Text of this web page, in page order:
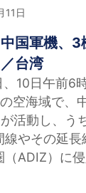
11日
中国軍機、
台湾
10日午前6
空海域で、
活動し、う
線やその延長
（ADIZ）に